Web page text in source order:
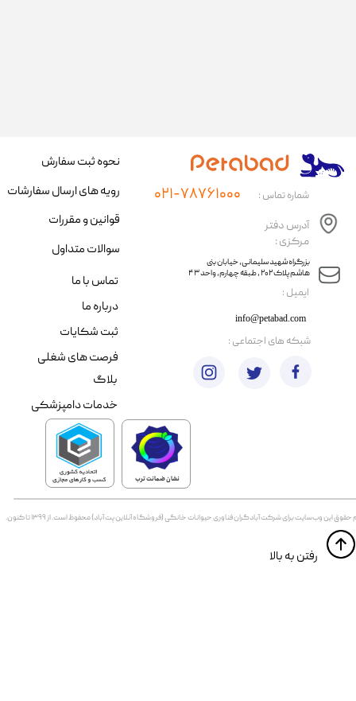
​ایمیل :
آدرس دفتر
مرکزی :
info@petabad.com
​​بزرگراه شهید سلیمانی، خیابان بنی
هاشم پلاک ۲۰۲ ، طبقه چهارم، واحد ۴۳
شماره تماس : ۰۲۱-۷۸۷۶۱۰۰۰
حقوق اين وب‌سايت برای شرکت آبادگران فناوری حیوانات خانگی (فروشگاه آنلاین پت آباد) محفوظ است. از ۱۳۹۹ تا کنون.
​​رفتن به بالا
نحوه ثبت سفارش
رویه های ارسال سفارشات
قوانین و مقررات
سوالات متداول
تماس با ما
درباره ما
ثبت شکایات
فرصت های شغلی
​شبکه های اجتماعی :
بلاگ
خدمات دامپزشکی
نشان ضمانت ترب